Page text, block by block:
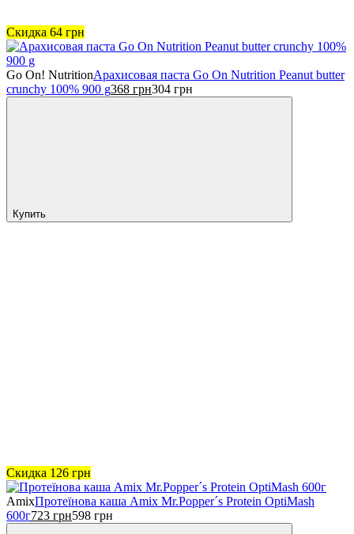
Скидка 64 грн
Go On! NutritionАрахисовая паста Go On Nutrition Peanut butter
crunchy 100% 900 g368 грн304 грн
Купить
Скидка 126 грн
AmixПротеїнова каша Amix Mr.Popper´s Protein OptiMash
600г723 грн598 грн